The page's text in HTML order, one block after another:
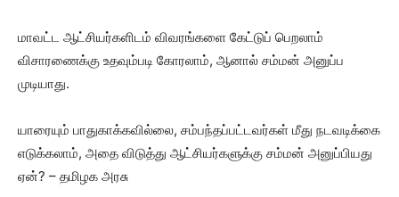
மாவட்ட ஆட்சியர்களிடம் விவரங்களை கேட்டுப் பெறலாம்
விசாரணைக்கு உதவும்படி கோரலாம், ஆனால் சம்மன் அனுப்ப
முடியாது.
யாரையும் பாதுகாக்கவில்லை, சம்பந்தப்பட்டவர்கள் மீது நடவடிக்கை
எடுக்கலாம், அதை விடுத்து ஆட்சியர்களுக்கு சம்மன் அனுப்பியது
ஏன்? – தமிழக அரசு